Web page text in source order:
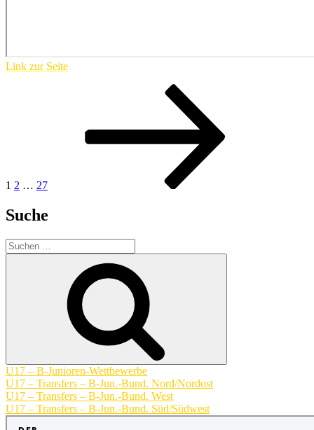
Link zur Seite
1 2 … 27
Suche
Suchen
nach:
U17 – B-Junioren-Wettbewerbe
U17 – Transfers – B-Jun.-Bund. Nord/Nordost
U17 – Transfers – B-Jun.-Bund. West
U17 – Transfers – B-Jun.-Bund. Süd/Südwest